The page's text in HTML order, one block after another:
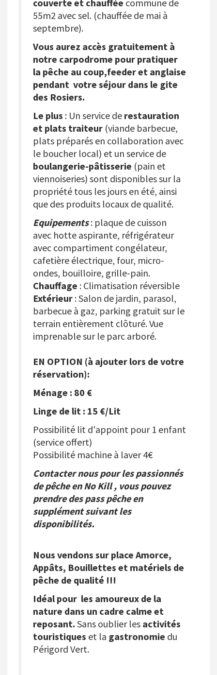
couverte et chauffée commune de
55m2 avec sel. (chauffée de mai à
septembre).
Vous aurez accès gratuitement à
notre carpodrome pour pratiquer
la pêche au coup,feeder et anglaise
pendant votre séjour dans le gite
des Rosiers.
Le plus : Un service de restauration
et plats traiteur (viande barbecue,
plats préparés en collaboration avec
le boucher local) et un service de
boulangerie-pâtisserie (pain et
viennoiseries) sont disponibles sur la
propriété tous les jours en été, ainsi
que des produits locaux de qualité.
Equipements: plaque de cuisson
avec hotte aspirante, réfrigérateur
avec compartiment congélateur,
cafetière électrique, four, micro-
ondes, bouilloire, grille-pain.
Chauffage : Climatisation réversible
Extérieur : Salon de jardin, parasol,
barbecue à gaz, parking gratuit sur le
terrain entièrement clôturé. Vue
imprenable sur le parc arboré.
EN OPTION (à ajouter lors de votre
réservation):
Ménage : 80 €
Linge de lit : 15 €/Lit
Possibilité lit d'appoint pour 1 enfant
(service offert)
Possibilité machine à laver 4€
Contacter nous pour les passionnés
de pêche en No Kill , vous pouvez
prendre des pass pêche en
supplément suivant les
disponibilités.
Nous vendons sur place Amorce,
Appâts, Bouillettes et matériels de
pêche de qualité !!!
Idéal pour les amoureux de la
nature dans un cadre calme et
reposant. Sans oublier les activités
touristiques et la gastronomie du
Périgord Vert.